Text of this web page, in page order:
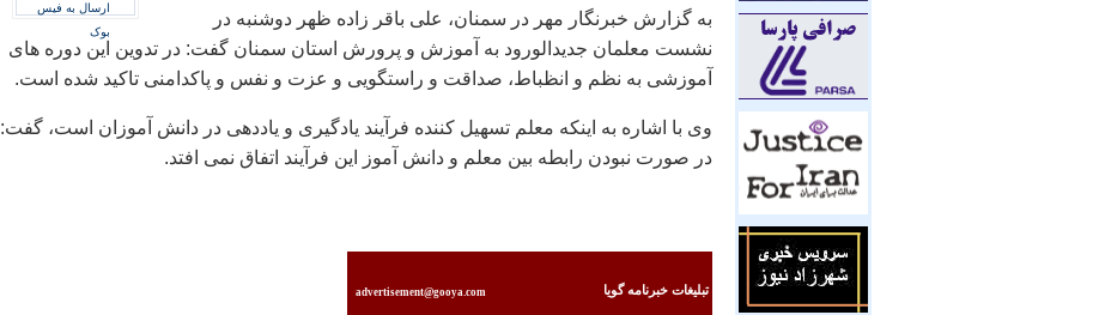
ارسال به فیس
بوک
به گزارش خبرنگار مهر در سمنان، علی باقر زاده ظهر دوشنبه در
نشست معلمان جدیدالورود به آموزش و پرورش استان سمنان گفت: در تدوین این دوره های
آموزشی به نظم و انظباط، صداقت و راستگویی و عزت و نفس و پاکدامنی تاکید شده است.
وی با اشاره به اینکه معلم تسهیل کننده فرآیند یادگیری و یاددهی در دانش آموزان است، گفت:
در صورت نبودن رابطه بین معلم و دانش آموز این فرآیند اتفاق نمی افتد.
تبليغات خبرنامه گويا advertisement@gooya.com